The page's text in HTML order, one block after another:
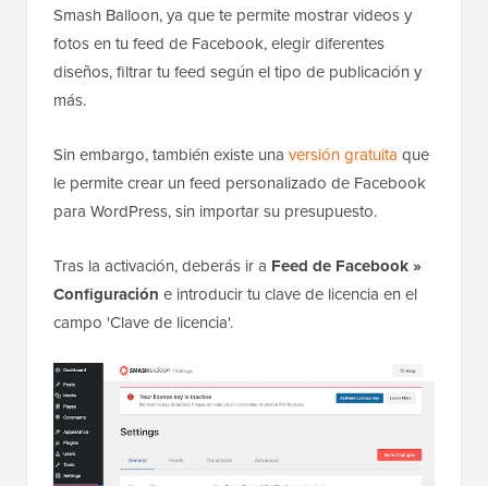
Smash Balloon, ya que te permite mostrar videos y
fotos en tu feed de Facebook, elegir diferentes
diseños, filtrar tu feed según el tipo de publicación y
más.
Sin embargo, también existe una versión gratuita que
le permite crear un feed personalizado de Facebook
para WordPress, sin importar su presupuesto.
Tras la activación, deberás ir a Feed de Facebook »
Configuración e introducir tu clave de licencia en el
campo 'Clave de licencia'.